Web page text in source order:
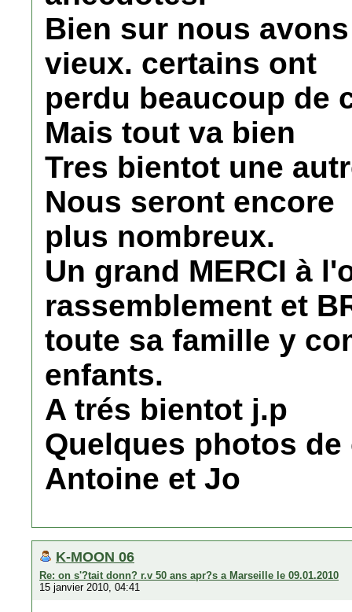
Bien sur nous
vieux. certains ont
perdu beaucoup de
Mais tout va bien
Tres bientot une
Nous seront encore
plus nombreux.
Un grand MERCI à
rassemblement et
toute sa famille y
enfants.
A trés bientot j.p
Quelques photos
Antoine et Jo
K-MOON 06
Re: on s'?tait donn? r.v 50 ans apr?s a Marseille le 09.01.2010
15 janvier 2010, 04:41